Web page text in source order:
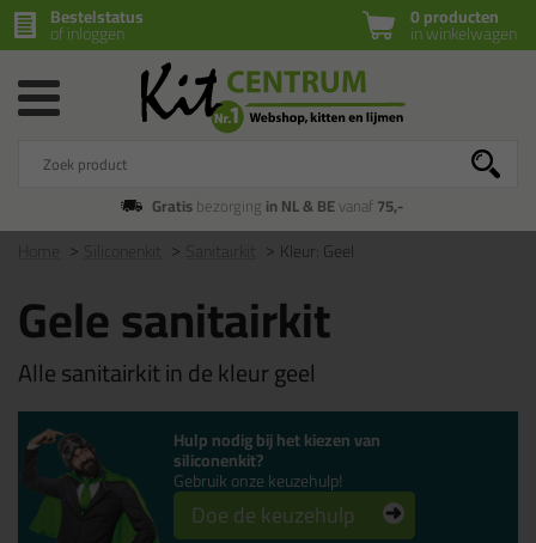
0 producten
in winkelwagen
Bestelstatus
of inloggen
Gratisbezorging in NL & BEvanaf75,-
Kleur: Geel
Gele sanitairkit
Alle sanitairkit in de kleur geel
Hulp nodig bij het kiezen van
siliconenkit?
Gebruik onze keuzehulp!
Doe de keuzehulp